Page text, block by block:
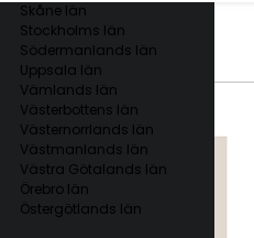
Skåne län
Stockholms län
Södermanlands län
Uppsala län
Vämlands län
Västerbottens län
Västernorrlands län
Västmanlands län
Västra Götalands län
Örebro län
Östergötlands län